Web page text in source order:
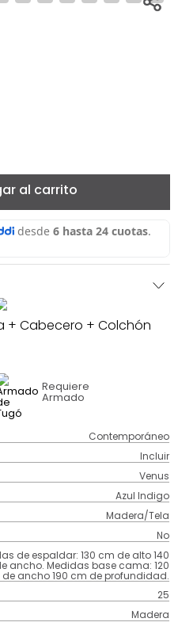
al carrito
+ Cabecero + Colchón
Requiere
Armado
Contemporáneo
Incluir
Venus
Azul Indigo
Madera/Tela
No
de espaldar: 130 cm de alto 140
ancho. Medidas base cama: 120
ancho 190 cm de profundidad.
25
Madera